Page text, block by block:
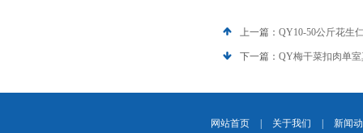
上一篇： QY10-50公斤花生
下一篇： QY梅干菜扣肉单
网站首页 关于我们 新闻